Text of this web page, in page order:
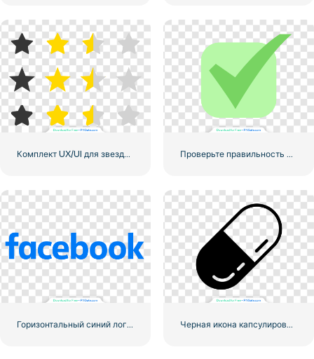
Горизонтальный синий логотип Facebook Черная икона капсулированной таблетки